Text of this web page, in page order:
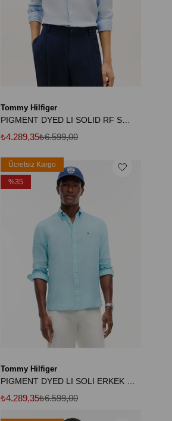
Tommy Hilfiger
PIGMENT DYED LI SOLID RF SHIRT
₺4.289,35₺6.599,00
Tommy Hilfiger
₺4.289,35₺6.599,00
Ücretsiz Kargo
%35